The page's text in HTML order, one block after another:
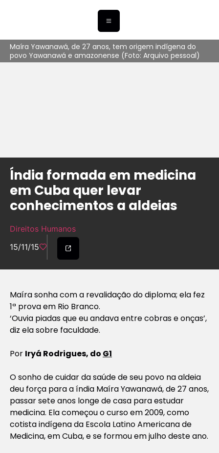
Maíra Yawanawá, de 27 anos, tem origem indígena do
povo Yawanawá e amazonense (Foto: Arquivo pessoal)
Índia formada em medicina
em Cuba quer levar
conhecimentos a aldeias
Direitos Humanos
15/11/15
Maíra sonha com a revalidação do diploma; ela fez
1ª prova em Rio Branco.
‘Ouvia piadas que eu andava entre cobras e onças’,
diz ela sobre faculdade.
Por Iryá Rodrigues, do G1
O sonho de cuidar da saúde de seu povo na aldeia
deu força para a índia Maíra Yawanawá, de 27 anos,
passar sete anos longe de casa para estudar
medicina. Ela começou o curso em 2009, como
cotista indígena da Escola Latino Americana de
Medicina, em Cuba, e se formou em julho deste ano.